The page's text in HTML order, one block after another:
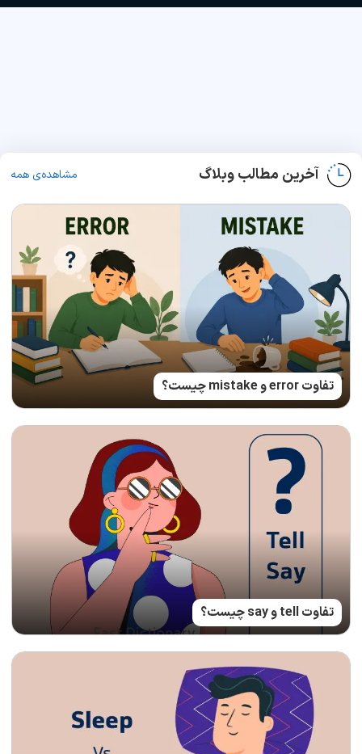
آخرین مطالب وبلاگ مشاهده‌ی همه
تفاوت error و mistake چیست؟
تفاوت tell و say چیست؟